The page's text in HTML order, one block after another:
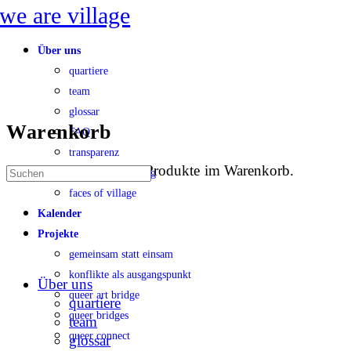
Toggle
PanelÜber uns
quartiere
team
glossar
FAQ
transparenz
konfliktbearbeitung
faces of village
Kalender
Projekte
gemeinsam statt einsam
konflikte als ausgangspunkt
queer art bridge
queer bridges
queer connect
Warenkorb
Es befinden sich keine Produkte im Warenkorb.
Suche
Über uns
quartiere
team
glossar